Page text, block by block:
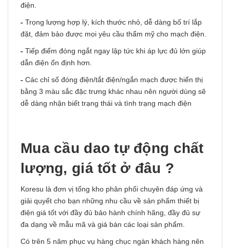
điện.
- Trọng lượng hợp lý, kích thước nhỏ, dễ dàng bố trí lắp
đặt, đảm bảo được mọi yêu cầu thẩm mỹ cho mạch điện.
- Tiếp điểm đóng ngắt ngay lập tức khi áp lực đủ lớn giúp
dẫn điện ổn định hơn.
- Các chỉ số đóng điện/tắt điện/ngắn mạch được hiển thị
bằng 3 màu sắc đặc trưng khác nhau nên người dùng sẽ
dễ dàng nhận biết trạng thái và tình trạng mạch điện
Mua cầu dao tự động chất
lượng, giá tốt ở đâu ?
Koresu là đơn vị tổng kho phân phối chuyên đáp ứng và
giải quyết cho bạn những nhu cầu về sản phẩm thiết bị
điện giá tốt với đầy đủ bảo hành chính hãng, đầy đủ sự
đa dạng về mẫu mã và giá bán các loại sản phẩm.
Có trên 5 năm phục vụ hàng chục ngàn khách hàng nên